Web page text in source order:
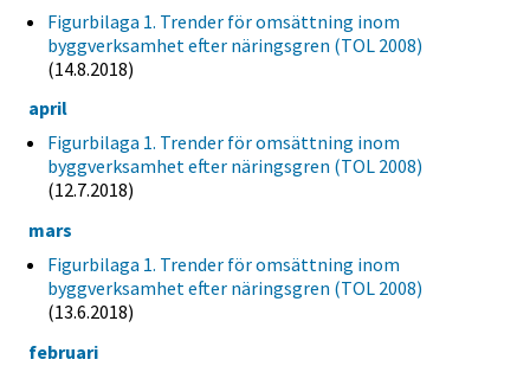
Figurbilaga 1. Trender för omsättning inom
byggverksamhet efter näringsgren (TOL 2008)
(14.8.2018)
april
Figurbilaga 1. Trender för omsättning inom
byggverksamhet efter näringsgren (TOL 2008)
(12.7.2018)
mars
Figurbilaga 1. Trender för omsättning inom
byggverksamhet efter näringsgren (TOL 2008)
(13.6.2018)
februari